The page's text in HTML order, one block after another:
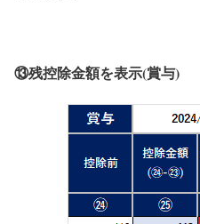
⑬残控除金額を表示(賞与)